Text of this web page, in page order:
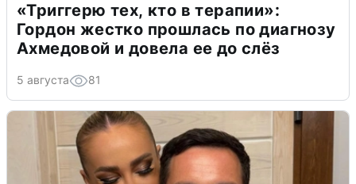
«Триггерю тех, кто в терапии»:
Гордон жестко прошлась по диагнозу
Ахмедовой и довела ее до слёз
5 августа 81